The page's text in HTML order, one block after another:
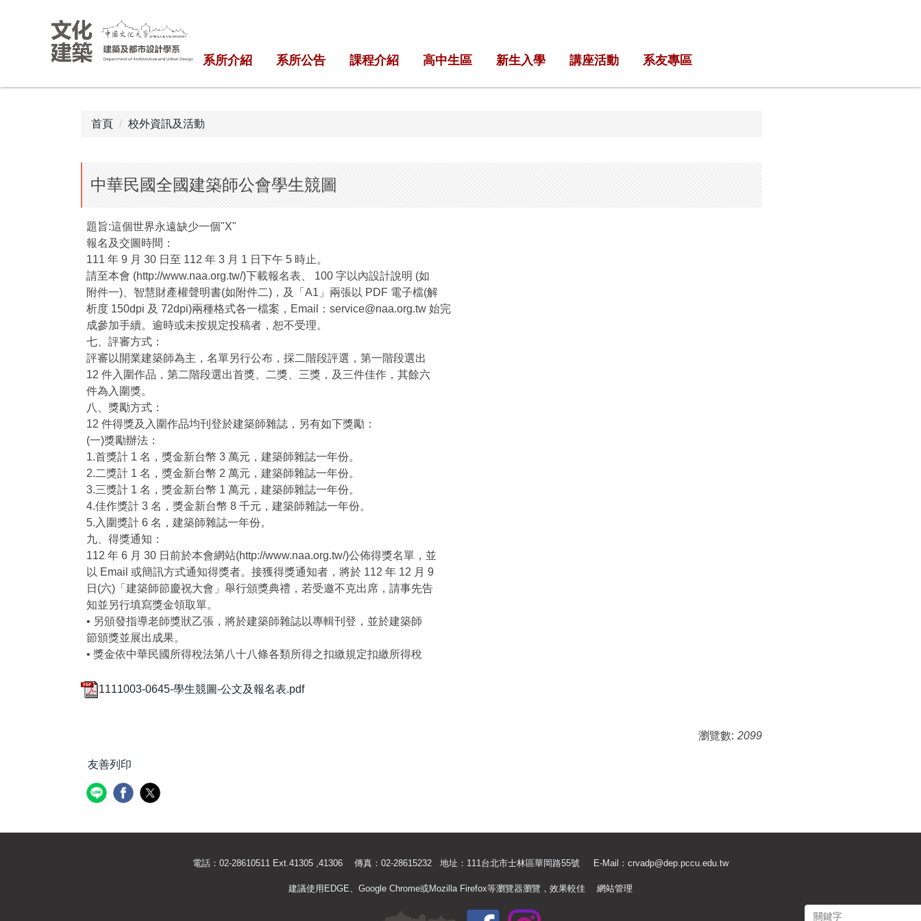
系所介紹 系所公告 課程介紹 高中生區 新生入學 講座活動 系友專區
首頁 校外資訊及活動
中華民國全國建築師公會學生競圖
題旨:這個世界永遠缺少一個"X"
報名及交圖時間：
111 年 9 月 30 日至 112 年 3 月 1 日下午 5 時止。
請至本會 (http://www.naa.org.tw/)下載報名表、 100 字以內設計說明 (如
附件一)、智慧財產權聲明書(如附件二)，及「A1」兩張以 PDF 電子檔(解
析度 150dpi 及 72dpi)兩種格式各一檔案，Email：service@naa.org.tw 始完
成參加手續。逾時或未按規定投稿者，恕不受理。
七、評審方式：
評審以開業建築師為主，名單另行公布，採二階段評選，第一階段選出
12 件入圍作品，第二階段選出首獎、二獎、三獎，及三件佳作，其餘六
件為入圍獎。
八、獎勵方式：
12 件得獎及入圍作品均刊登於建築師雜誌，另有如下獎勵：
(一)獎勵辦法：
1.首獎計 1 名，獎金新台幣 3 萬元，建築師雜誌一年份。
2.二獎計 1 名，獎金新台幣 2 萬元，建築師雜誌一年份。
3.三獎計 1 名，獎金新台幣 1 萬元，建築師雜誌一年份。
4.佳作獎計 3 名，獎金新台幣 8 千元，建築師雜誌一年份。
5.入圍獎計 6 名，建築師雜誌一年份。
九、得獎通知：
112 年 6 月 30 日前於本會網站(http://www.naa.org.tw/)公佈得獎名單，並
以 Email 或簡訊方式通知得獎者。接獲得獎通知者，將於 112 年 12 月 9
日(六)「建築師節慶祝大會」舉行頒獎典禮，若受邀不克出席，請事先告
知並另行填寫獎金領取單。
• 另頒發指導老師獎狀乙張，將於建築師雜誌以專輯刊登，並於建築師
節頒獎並展出成果。
• 獎金依中華民國所得稅法第八十八條各類所得之扣繳規定扣繳所得稅
1111003-0645-學生競圖-公文及報名表.pdf
瀏覽數: 2099
友善列印
電話：02-28610511 Ext.41305 ,41306 傳真：02-28615232 地址：111台北市士林區華岡路55號 E-Mail： crvadp@dep.pccu.edu.tw
建議使用EDGE、Google Chrome或Mozilla Firefox等瀏覽器瀏覽，效果較佳 網站管理